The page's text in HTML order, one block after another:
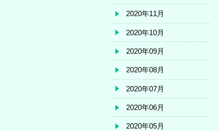
2020年11月
2020年10月
2020年09月
2020年08月
2020年07月
2020年06月
2020年05月